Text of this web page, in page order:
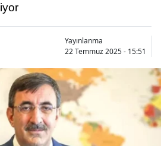
Yayınlanma
22 Temmuz 2025 - 15:51